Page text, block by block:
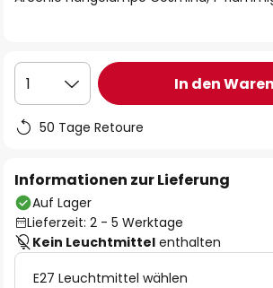
1 In den
50 Tage Retoure
Informationen zur Lieferung
Auf Lager
Lieferzeit: 2 - 5 Werktage
Kein Leuchtmittel enthalten
E27 Leuchtmittel wählen